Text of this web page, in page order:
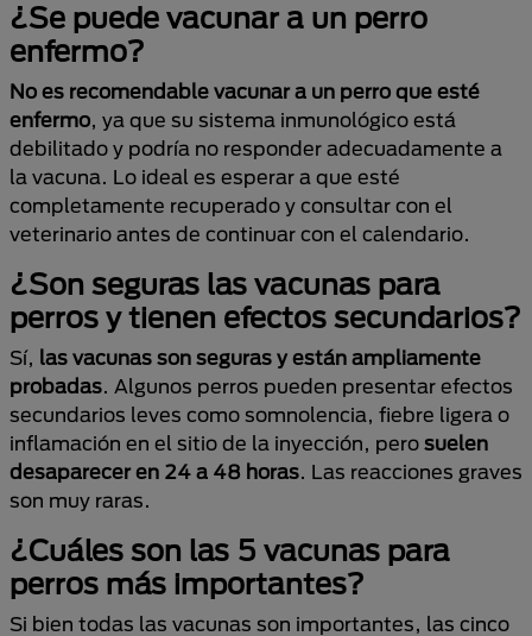
¿Se puede vacunar a un perro
enfermo?
No es recomendable vacunar a un perro que esté
enfermo, ya que su sistema inmunológico está
debilitado y podría no responder adecuadamente a
la vacuna. Lo ideal es esperar a que esté
completamente recuperado y consultar con el
veterinario antes de continuar con el calendario.
¿Son seguras las vacunas para
perros y tienen efectos secundarios?
Sí, las vacunas son seguras y están ampliamente
probadas. Algunos perros pueden presentar efectos
secundarios leves como somnolencia, fiebre ligera o
inflamación en el sitio de la inyección, pero suelen
desaparecer en 24 a 48 horas. Las reacciones graves
son muy raras.
¿Cuáles son las 5 vacunas para
perros más importantes?
Si bien todas las vacunas son importantes, las cinco